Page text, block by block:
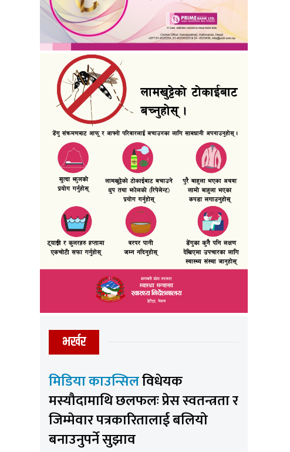
भर्खर
मिडिया काउन्सिलविधेयक
मस्यौदामाथि छलफलः प्रेस स्वतन्त्रता र
जिम्मेवार पत्रकारितालाई बलियो
बनाउनुपर्ने सुझाव